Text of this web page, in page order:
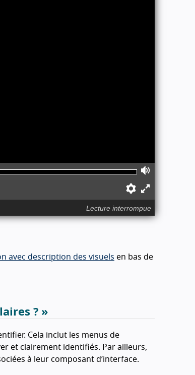
Préférences
mode
Lecture interrompue
avec description des visuels en bas de
? »
Cela inclut les menus de
et clairement identifiés. Par ailleurs,
à leur composant d’interface.